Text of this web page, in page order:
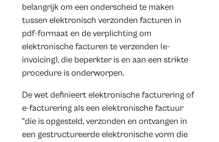
belangrijk om een onderscheid te maken
tussen elektronisch verzonden facturen in
pdf-formaat en de verplichting om
elektronische facturen te verzenden (e-
invoicing), die beperkter is en aan een strikte
procedure is onderworpen.
De wet definieert elektronische facturering of
e-facturering als een elektronische factuur
"die is opgesteld, verzonden en ontvangen in
een gestructureerde elektronische vorm die